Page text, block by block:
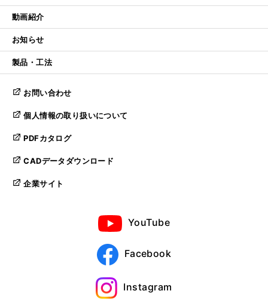
動画紹介
お知らせ
製品・工法
お問い合わせ
個人情報の取り扱いについて
PDFカタログ
CADデータダウンロード
企業サイト
YouTube
Facebook
Instagram